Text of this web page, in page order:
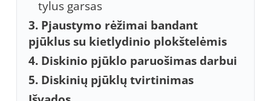
tylus garsas
3. Pjaustymo rėžimai bandant
pjūklus su kietlydinio plokštelėmis
4. Diskinio pjūklo paruošimas darbui
5. Diskinių pjūklų tvirtinimas